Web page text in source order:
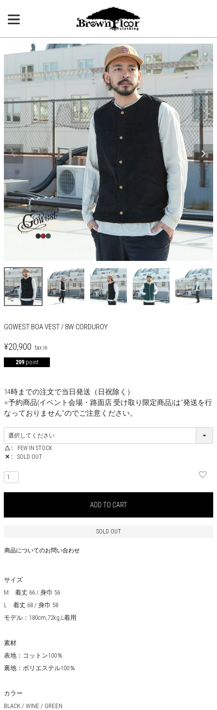
GOWEST BOA VEST / 8W CORDUROY
¥20,900
209 point
14時までの注文で当日発送（日祝除く）
※予約商品(イベント会場・路面店 受け取り限定商品)は“発送を行
なっておりません”のでご注意ください。
△
FEW IN STOCK
✕
SOLD OUT
ADD TO CART
SOLD OUT
商品についてのお問い合わせ
サイズ
M 着丈 66 / 身巾 56
L 着丈 68 / 身巾 58
モデル：180cm,72kg,L着用
素材
表地：コットン100％
裏地：ポリエステル100％
カラー
BLACK / WINE / GREEN